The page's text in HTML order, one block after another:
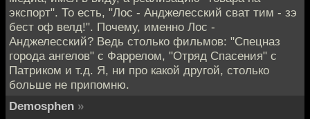
экспорт". То есть, "Лос - Анджелесский сват тим - зэ
бест оф велд!". Почему, именно Лос -
Анджелесский? Ведь столько фильмов: "Спецназ
города ангелов" с Фаррелом, "Отряд Спасения" с
Патриком и т.д. Я, ни про какой другой, столько
больше не припомню.
Demosphen »